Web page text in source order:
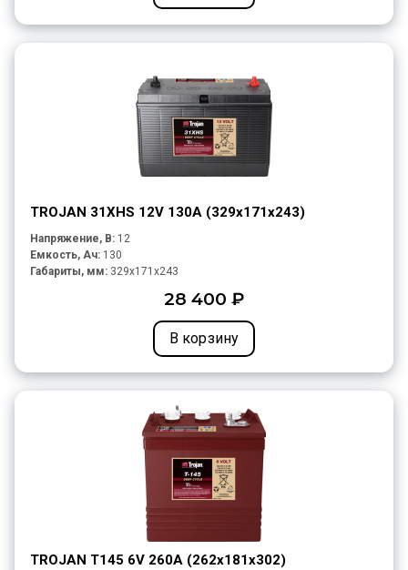
TROJAN 31XHS 12V 130A (329х171х243)
Напряжение, В: 12
Емкость, Ач: 130
Габариты, мм: 329x171x243
28 400 ₽
В корзину
TROJAN T145 6V 260A (262х181х302)